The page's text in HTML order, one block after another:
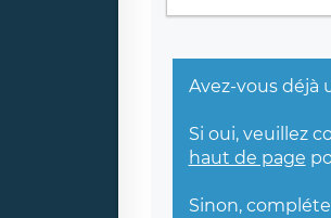
Avez-vous déjà
Si oui, veuillez
haut de page
Sinon,